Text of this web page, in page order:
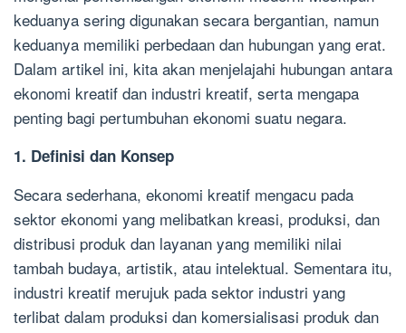
keduanya sering digunakan secara bergantian, namun
keduanya memiliki perbedaan dan hubungan yang erat.
Dalam artikel ini, kita akan menjelajahi hubungan antara
ekonomi kreatif dan industri kreatif, serta mengapa
penting bagi pertumbuhan ekonomi suatu negara.
1. Definisi dan Konsep
Secara sederhana, ekonomi kreatif mengacu pada
sektor ekonomi yang melibatkan kreasi, produksi, dan
distribusi produk dan layanan yang memiliki nilai
tambah budaya, artistik, atau intelektual. Sementara itu,
industri kreatif merujuk pada sektor industri yang
terlibat dalam produksi dan komersialisasi produk dan